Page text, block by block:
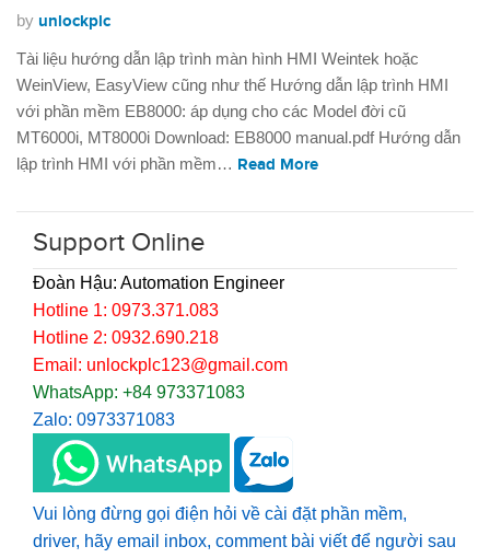
by unlockplc
Tài liệu hướng dẫn lập trình màn hình HMI Weintek hoặc
WeinView, EasyView cũng như thế Hướng dẫn lập trình HMI
với phần mềm EB8000: áp dụng cho các Model đời cũ
MT6000i, MT8000i Download: EB8000 manual.pdf Hướng dẫn
lập trình HMI với phần mềm… Read More
Support Online
Đoàn Hậu: Automation Engineer
Hotline 1: 0973.371.083
Hotline 2: 0932.690.218
Email: unlockplc123@gmail.com
WhatsApp: +84 973371083
Zalo: 0973371083
Vui lòng đừng gọi điện hỏi về cài đặt phần mềm,
driver, hãy email inbox, comment bài viết để người sau